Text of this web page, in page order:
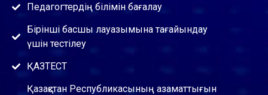
Педагогтердің білімін бағалау
Бірінші басшы лауазымына тағайындау
үшін тестілеу
ҚАЗТЕСТ
Қазақстан Республикасының азаматтығын